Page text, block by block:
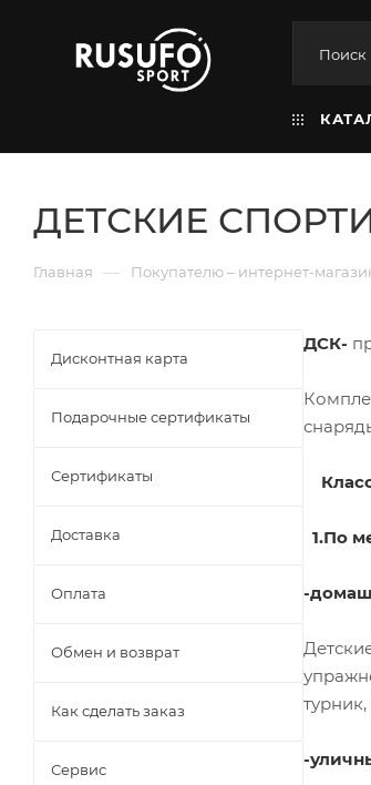
ДЕТСКИЕ
Главная — Покупателю – интернет-
ДСК-
1.По
-
-
Дисконтная карта
Подарочные сертификаты
Сертификаты
Доставка
Оплата
Обмен и возврат
Как сделать заказ
Сервис